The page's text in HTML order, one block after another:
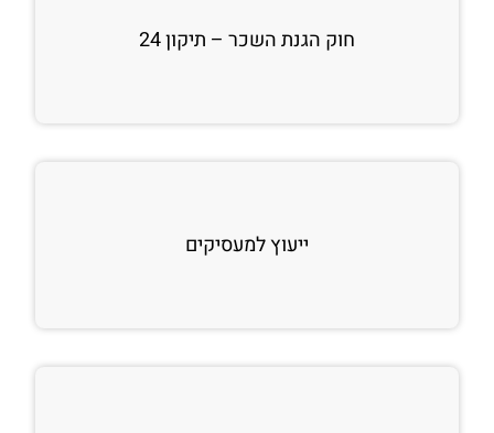
חוק הגנת השכר – תיקון 24
ייעוץ למעסיקים